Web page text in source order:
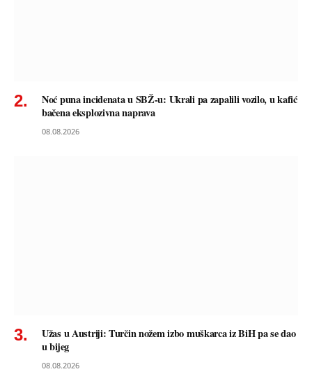
Noć puna incidenata u SBŽ-u: Ukrali pa zapalili vozilo, u kafić
bačena eksplozivna naprava
08.08.2026
Užas u Austriji: Turčin nožem izbo muškarca iz BiH pa se dao
u bijeg
08.08.2026